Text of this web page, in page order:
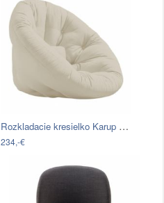
Rozkladacie kresielko Karup Design Nido…
234,-€